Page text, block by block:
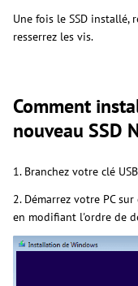
Une fois le SSD installé,
resserrez les vis.
Comment
nouveau SSD
1. Branchez votre clé
2. Démarrez votre PC
en modifiant l'ordre de